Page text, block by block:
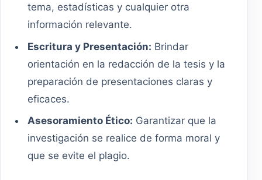
tema, estadísticas y cualquier otra
información relevante.
Escritura y Presentación: Brindar
orientación en la redacción de la tesis y la
preparación de presentaciones claras y
eficaces.
Asesoramiento Ético: Garantizar que la
investigación se realice de forma moral y
que se evite el plagio.